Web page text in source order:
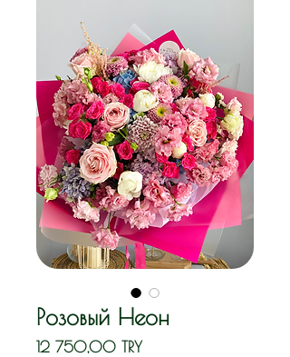
Розовый Неон
12 750,00 TRYЦена